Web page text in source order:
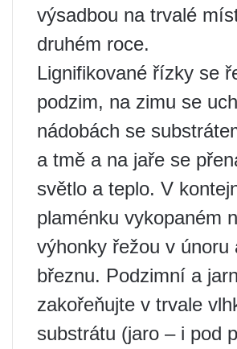
výsadbou na trvalé
druhém roce.
Lignifikované řízky se
podzim, na zimu se
nádobách se
a tmě a na jaře se
světlo a teplo. V
plaménku vykopaném
výhonky řežou v únoru
březnu. Podzimní a
zakořeňujte v trvale
substrátu (jaro – i pod